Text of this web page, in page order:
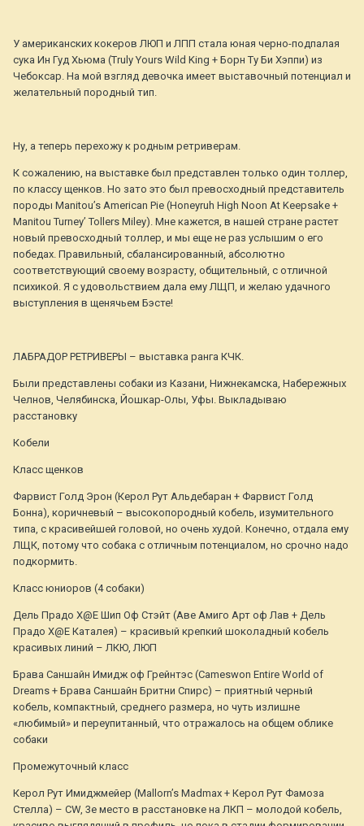
У американских кокеров ЛЮП и ЛПП стала юная черно-подпалая
сука Ин Гуд Хьюма (Truly Yours Wild King + Борн Ту Би Хэппи) из
Чебоксар. На мой взгляд девочка имеет выставочный потенциал и
желательный породный тип.
Ну, а теперь перехожу к родным ретриверам.
К сожалению, на выставке был представлен только один толлер,
по классу щенков. Но зато это был превосходный представитель
породы Manitou’s American Pie (Honeyruh High Noon At Keepsake +
Manitou Turney’ Tollers Miley). Мне кажется, в нашей стране растет
новый превосходный толлер, и мы еще не раз услышим о его
победах. Правильный, сбалансированный, абсолютно
соответствующий своему возрасту, общительный, с отличной
психикой. Я с удовольствием дала ему ЛЩП, и желаю удачного
выступления в щенячьем Бэсте!
ЛАБРАДОР РЕТРИВЕРЫ – выставка ранга КЧК.
Были представлены собаки из Казани, Нижнекамска, Набережных
Челнов, Челябинска, Йошкар-Олы, Уфы. Выкладываю
расстановку
Кобели
Класс щенков
Фарвист Голд Эрон (Керол Рут Альдебаран + Фарвист Голд
Бонна), коричневый – высокопородный кобель, изумительного
типа, с красивейшей головой, но очень худой. Конечно, отдала ему
ЛЩК, потому что собака с отличным потенциалом, но срочно надо
подкормить.
Класс юниоров (4 собаки)
Дель Прадо Х@Е Шип Оф Стэйт (Аве Амиго Арт оф Лав + Дель
Прадо Х@Е Каталея) – красивый крепкий шоколадный кобель
красивых линий – ЛКЮ, ЛЮП
Брава Саншайн Имидж оф Грейнтэс (Cameswon Entire World of
Dreams + Брава Саншайн Бритни Спирс) – приятный черный
кобель, компактный, среднего размера, но чуть излишне
«любимый» и переупитанный, что отражалось на общем облике
собаки
Промежуточный класс
Керол Рут Имиджмейер (Mallorn’s Madmax + Керол Рут Фамоза
Стелла) – CW, 3е место в расстановке на ЛКП – молодой кобель,